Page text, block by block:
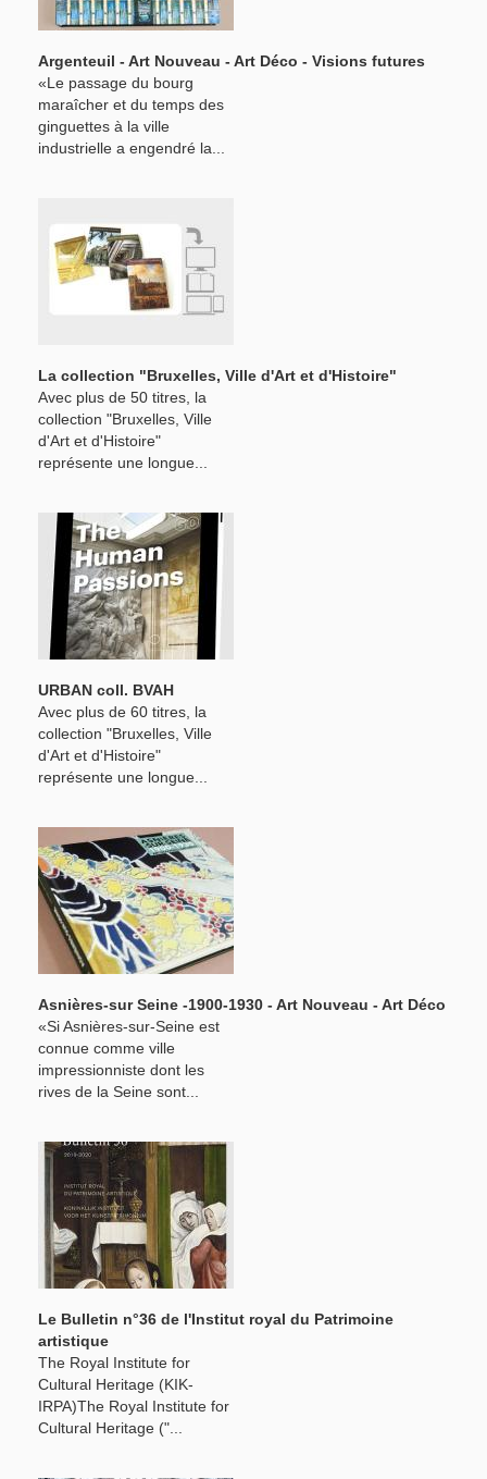
Argenteuil - Art Nouveau - Art Déco - Visions futures
«Le passage du bourg
maraîcher et du temps des
ginguettes à la ville
industrielle a engendré la...
La collection "Bruxelles, Ville d'Art et d'Histoire"
Avec plus de 50 titres, la
collection "Bruxelles, Ville
d'Art et d'Histoire"
représente une longue...
URBAN coll. BVAH
Avec plus de 60 titres, la
collection "Bruxelles, Ville
d'Art et d'Histoire"
représente une longue...
Asnières-sur Seine -1900-1930 - Art Nouveau - Art Déco
«Si Asnières-sur-Seine est
connue comme ville
impressionniste dont les
rives de la Seine sont...
Le Bulletin n°36 de l'Institut royal du Patrimoine
artistique
The Royal Institute for
Cultural Heritage (KIK-
IRPA)The Royal Institute for
Cultural Heritage ("...